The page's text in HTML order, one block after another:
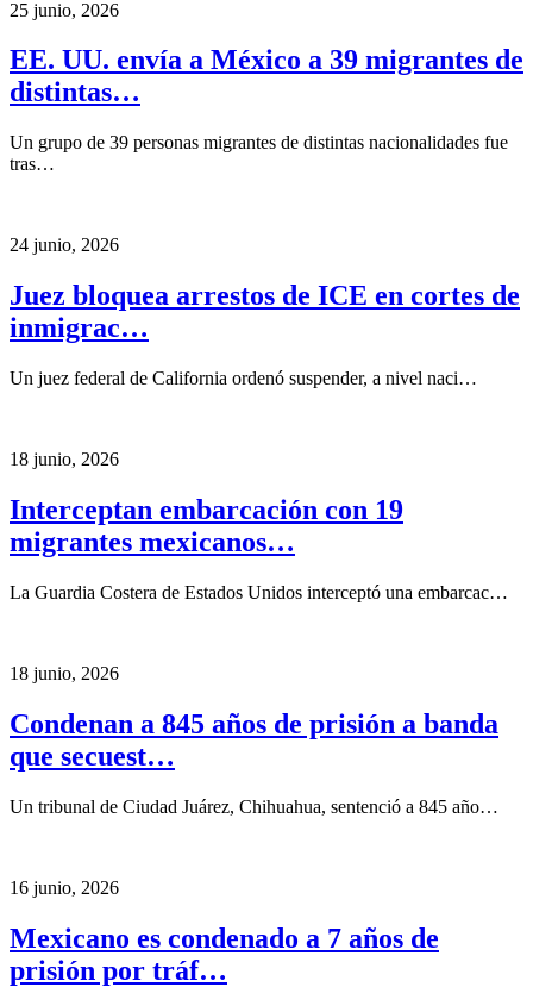
25 junio, 2026
EE. UU. envía a México a 39 migrantes de
distintas…
Un grupo de 39 personas migrantes de distintas nacionalidades fue
tras…
24 junio, 2026
Juez bloquea arrestos de ICE en cortes de
inmigrac…
Un juez federal de California ordenó suspender, a nivel naci…
18 junio, 2026
Interceptan embarcación con 19
migrantes mexicanos…
La Guardia Costera de Estados Unidos interceptó una embarcac…
18 junio, 2026
Condenan a 845 años de prisión a banda
que secuest…
Un tribunal de Ciudad Juárez, Chihuahua, sentenció a 845 año…
16 junio, 2026
Mexicano es condenado a 7 años de
prisión por tráf…